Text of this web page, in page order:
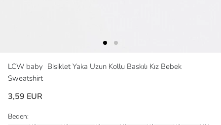
LCW baby Bisiklet Yaka Uzun Kollu Baskılı Kız Bebek
Sweatshirt
3,59 EUR
Beden: